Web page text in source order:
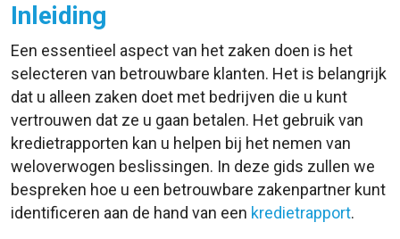
Inleiding
Een essentieel aspect van het zaken doen is het
selecteren van betrouwbare klanten. Het is belangrijk
dat u alleen zaken doet met bedrijven die u kunt
vertrouwen dat ze u gaan betalen. Het gebruik van
kredietrapporten kan u helpen bij het nemen van
weloverwogen beslissingen. In deze gids zullen we
bespreken hoe u een betrouwbare zakenpartner kunt
identificeren aan de hand van een kredietrapport.